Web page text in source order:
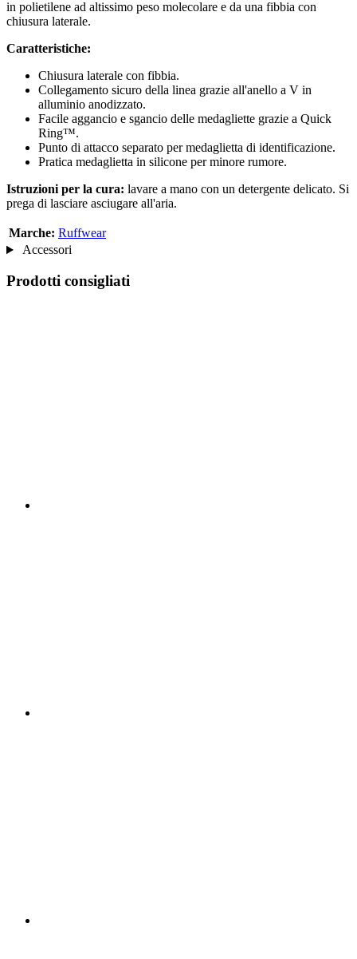
in polietilene ad altissimo peso molecolare e da una fibbia con
chiusura laterale.
Caratteristiche:
Chiusura laterale con fibbia.
Collegamento sicuro della linea grazie all'anello a V in
alluminio anodizzato.
Facile aggancio e sgancio delle medagliette grazie a Quick
Ring™.
Punto di attacco separato per medaglietta di identificazione.
Pratica medaglietta in silicone per minore rumore.
Istruzioni per la cura: lavare a mano con un detergente delicato. Si
prega di lasciare asciugare all'aria.
Marche: Ruffwear
Accessori
Prodotti consigliati